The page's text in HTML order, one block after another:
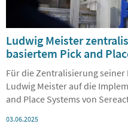
Ludwig Meister
basiertem Pick and
Für die Zentralisierung seiner
Ludwig Meister auf die
and Place Systems von
03.06.2025